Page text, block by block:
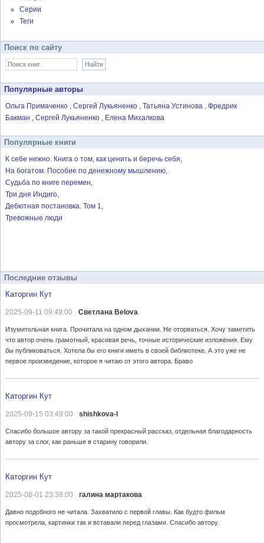
Серии
Теги
Поиск по сайту
Популярные авторы
Ольга Примаченко Сергей Лукьяненко Татьяна Устинова
Фредрик
Бакман
Сергей Лукьяненко Елена Михалкова
Популярные книги
К себе нежно. Книга о том, как ценить и беречь себя
На богатом. Пособие по денежному мышлению
Судьба по книге перемен
Три дня Индиго
Дебютная постановка. Том 1
Тревожные люди
Последние отзывы
Каторгин Кут
2025-09-11 09:49:00 Светлана Belova
Изумительная книга. Прочитала на одном дыхании. Не оторваться. Хочу заметить
что автор очень грамотный, красивая речь, точные исторические изложения. Ему
бы публиковаться. Хотела бы его книги иметь в своей библиотеке. А это уже не
первое произведение, которое я читаю от этого автора. Браво
Каторгин Кут
2025-08-15 03:49:00 shishkova-l
Спасибо большое автору за такой прекрасный рассказ, отдельная благодарность
автору за слог, как раньше в старину говорили.
Каторгин Кут
2025-08-01 23:38:00 галина мартакова
Давно подобного не читала. Захватило с первой главы. Как будто фильм
просмотрела, картинки так и вставали перед глазами. Спасибо автору.